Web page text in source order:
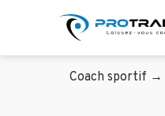
Coach sportif →